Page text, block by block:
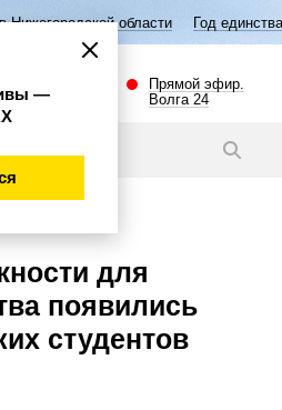
области Год единства народов
Прямой эфир.
Волга 24
для
появились
студентов
—